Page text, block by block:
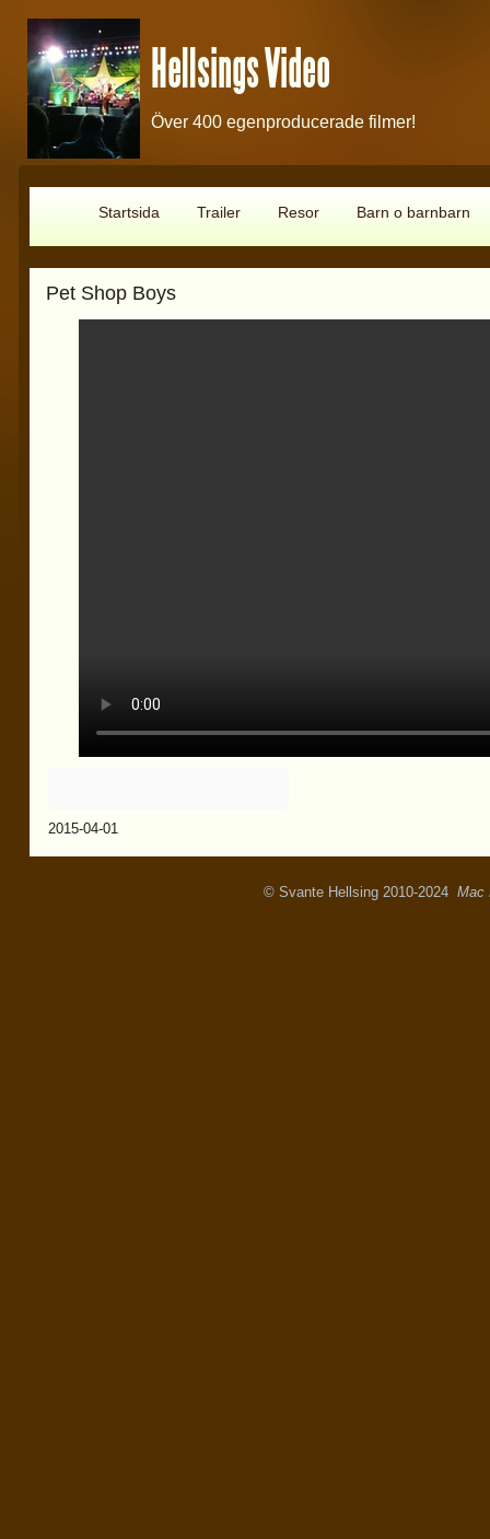
Hellsings Video
Över 400 egenproducerade filmer!
Startsida Trailer Resor Barn o barnbarn
Pet Shop Boys
2015-04-01
© Svante Hellsing 2010-2024 Mac